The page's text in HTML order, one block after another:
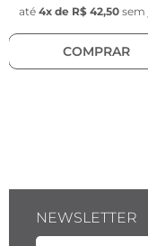
até 4x de R$ 42,50 sem
COMPRAR
NEWSLETTER